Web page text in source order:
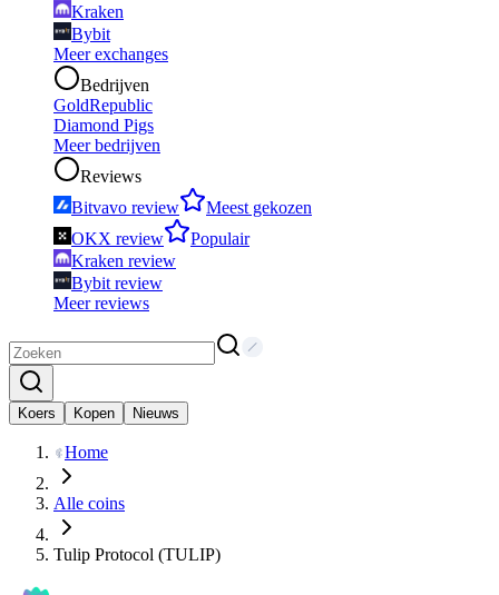
Kraken
Bybit
Meer exchanges
Bedrijven
GoldRepublic
Diamond Pigs
Meer bedrijven
Reviews
Bitvavo review
Meest gekozen
OKX review
Populair
Kraken review
Bybit review
Meer reviews
Koers Kopen Nieuws
Home
Alle coins
Tulip Protocol (TULIP)